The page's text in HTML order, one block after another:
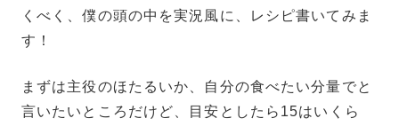
くべく、僕の頭の中を実況風に、レシピ書いてみま
す！
まずは主役のほたるいか、自分の食べたい分量でと
言いたいところだけど、目安としたら15はいくら